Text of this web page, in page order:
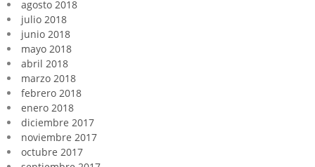
agosto 2018
julio 2018
junio 2018
mayo 2018
abril 2018
marzo 2018
febrero 2018
enero 2018
diciembre 2017
noviembre 2017
octubre 2017